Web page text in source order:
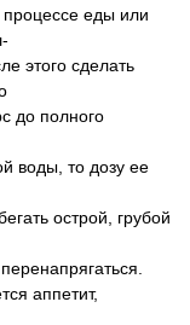
процессе еды или
этого сделать
до полного
воды, то дозу ее
острой, грубой
аппетит,